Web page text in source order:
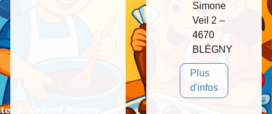
Simone
Veil 2 –
4670
BLÉGNY
Plus
d'infos